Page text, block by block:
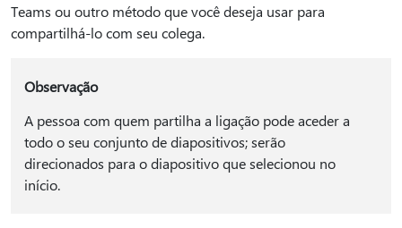
Teams ou outro método que você deseja usar para
compartilhá-lo com seu colega.
Observação
A pessoa com quem partilha a ligação pode aceder a
todo o seu conjunto de diapositivos; serão
direcionados para o diapositivo que selecionou no
início.